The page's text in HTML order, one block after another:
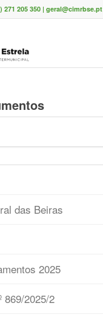
271 205 350 | geral@cimrbse.pt
das Beiras
2025
869/2025/2